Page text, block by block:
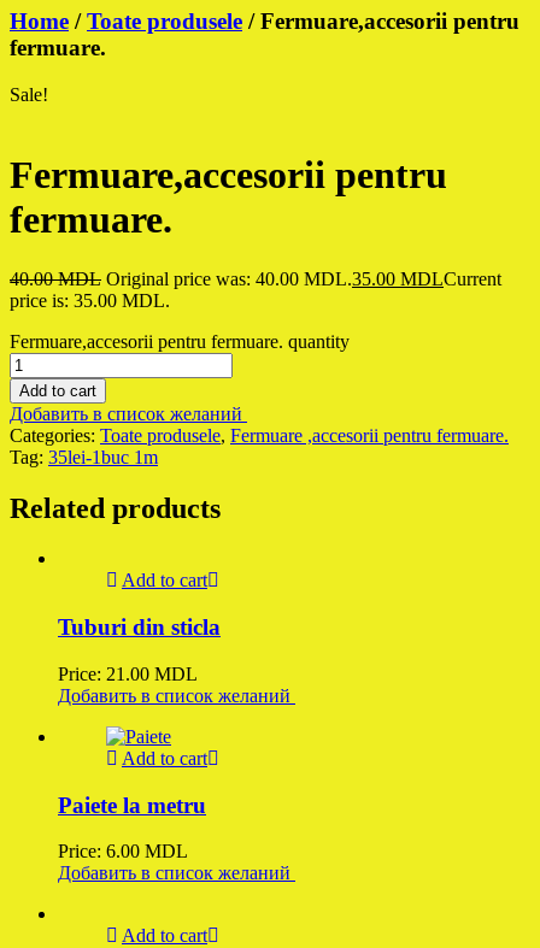
Home /Toate produsele / Fermuare,accesorii pentru
fermuare.
Sale!
Fermuare,accesorii pentru
fermuare.
40.00MDL Original price was: 40.00 MDL.35.00 MDLCurrent
price is: 35.00 MDL.
Fermuare,accesorii pentru fermuare. quantity
Add to cart
Добавить в список желаний
Categories: Toate produsele, Fermuare ,accesorii pentru fermuare.
Tag: 35lei-1buc 1m
Related products
Add to cart
Tuburi din sticla
Price: 21.00 MDL
Добавить в список желаний
Add to cart
Paiete la metru
Price: 6.00 MDL
Добавить в список желаний
Add to cart